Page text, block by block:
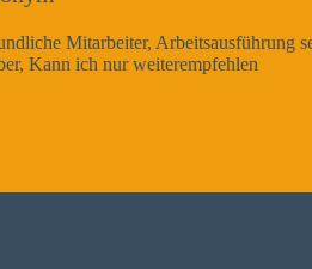
sehr gut und sehr